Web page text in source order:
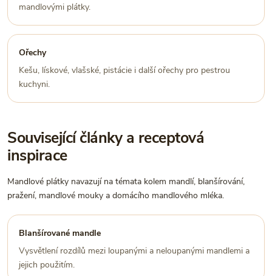
mandlovými plátky.
Ořechy
Kešu, lískové, vlašské, pistácie i další ořechy pro pestrou
kuchyni.
Související články a receptová
inspirace
Mandlové plátky navazují na témata kolem mandlí, blanšírování,
pražení, mandlové mouky a domácího mandlového mléka.
Blanšírované mandle
Vysvětlení rozdílů mezi loupanými a neloupanými mandlemi a
jejich použitím.